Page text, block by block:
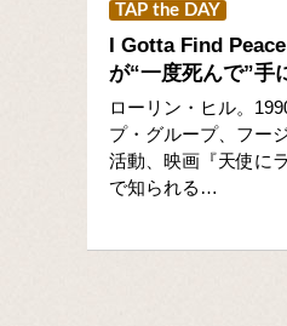
TAP the DAY
I Gotta Find
が“一度死んで”手
ローリン・ヒル。
プ・グループ、フー
活動、映画『天使に
で知られる…